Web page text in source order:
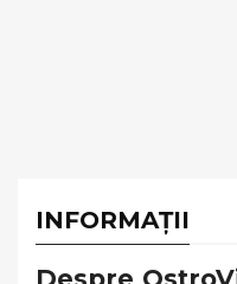
INFORMAȚII